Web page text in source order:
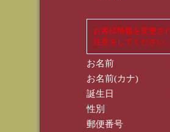
お客様情報を変更さ
注意をしてくださ
お名前
お名前(カナ)
誕生日
性別
郵便番号